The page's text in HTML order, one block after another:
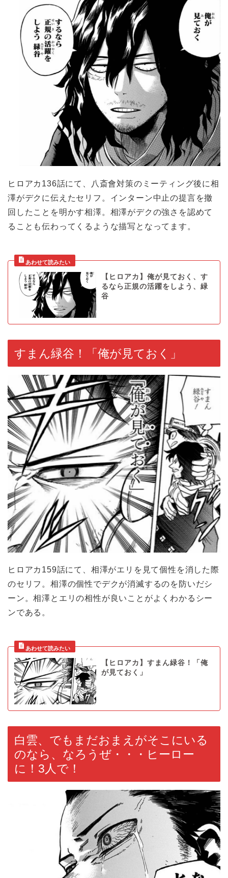
ヒロアカ136話にて、八斎會対策のミーティング後に相
澤がデクに伝えたセリフ。インターン中止の提言を撤
回したことを明かす相澤。相澤がデクの強さを認めて
ることも伝わってくるような描写となってます。
【ヒロアカ】俺が見ておく、す
るなら正規の活躍をしよう、緑
谷
すまん緑谷！「俺が見ておく」
ヒロアカ159話にて、相澤がエリを見て個性を消した際
のセリフ。相澤の個性でデクが消滅するのを防いだシ
ーン。相澤とエリの相性が良いことがよくわかるシー
ンである。
【ヒロアカ】すまん緑谷！「俺
が見ておく」
白雲、でもまだおまえがそこにいる
のなら、なろうぜ・・・ヒーロー
に！3人で！